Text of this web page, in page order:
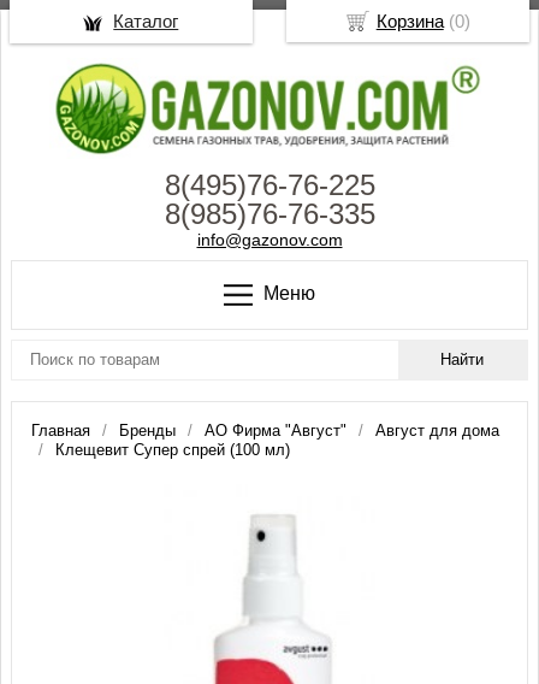
8(495)76-76-225
8(985)76-76-335
info@gazonov.com
Меню
Главная Бренды АО Фирма "Август"
Август для дома
Клещевит Супер спрей (100 мл)
Корзина(0)
Каталог